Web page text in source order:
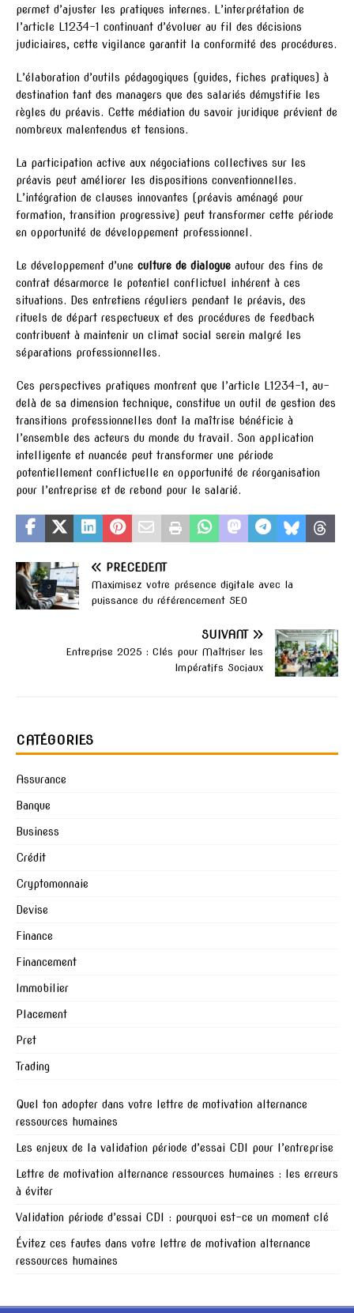
permet d’ajuster les pratiques internes. L’interprétation de
l’article L1234-1 continuant d’évoluer au fil des décisions
judiciaires, cette vigilance garantit la conformité des procédures.
L’élaboration d’outils pédagogiques (guides, fiches pratiques) à
destination tant des managers que des salariés démystifie les
règles du préavis. Cette médiation du savoir juridique prévient de
nombreux malentendus et tensions.
La participation active aux négociations collectives sur les
préavis peut améliorer les dispositions conventionnelles.
L’intégration de clauses innovantes (préavis aménagé pour
formation, transition progressive) peut transformer cette période
en opportunité de développement professionnel.
Le développement d’une culture de dialogue autour des fins de
contrat désarmorce le potentiel conflictuel inhérent à ces
situations. Des entretiens réguliers pendant le préavis, des
rituels de départ respectueux et des procédures de feedback
contribuent à maintenir un climat social serein malgré les
séparations professionnelles.
Ces perspectives pratiques montrent que l’article L1234-1, au-
delà de sa dimension technique, constitue un outil de gestion des
transitions professionnelles dont la maîtrise bénéficie à
l’ensemble des acteurs du monde du travail. Son application
intelligente et nuancée peut transformer une période
potentiellement conflictuelle en opportunité de réorganisation
pour l’entreprise et de rebond pour le salarié.
PRÉCÉDENT
Maximisez votre présence digitale avec la
puissance du référencement SEO
SUIVANT
Entreprise 2025 : Clés pour Maîtriser les
Impératifs Sociaux
CATÉGORIES
Assurance
Banque
Business
Crédit
Cryptomonnaie
Devise
Finance
Financement
Immobilier
Placement
Pret
Trading
Quel ton adopter dans votre lettre de motivation alternance
ressources humaines
Les enjeux de la validation période d’essai CDI pour l’entreprise
Lettre de motivation alternance ressources humaines : les erreurs
à éviter
Validation période d’essai CDI : pourquoi est-ce un moment clé
Évitez ces fautes dans votre lettre de motivation alternance
ressources humaines